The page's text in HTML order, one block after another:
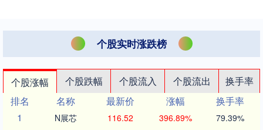
个股实时涨跌榜
个股涨幅 个股跌幅 个股流入 个股流出
换手率
排名
名称 最新价 涨幅
换手率
1
N展芯 116.52 396.89% 79.39%